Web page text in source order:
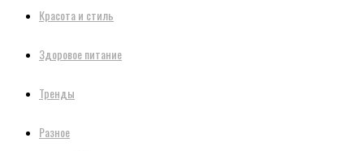
Красота и стиль
Здоровое питание
Тренды
Разное